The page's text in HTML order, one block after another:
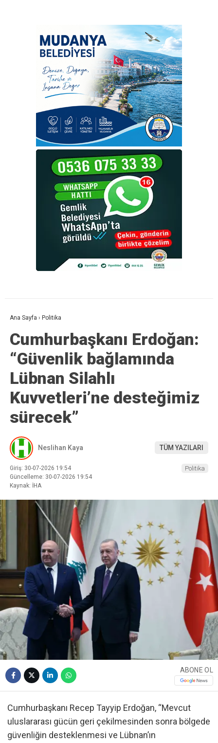
Ana Sayfa › Politika
Cumhurbaşkanı Erdoğan:
“Güvenlik bağlamında
Lübnan Silahlı
Kuvvetleri’ne desteğimiz
sürecek”
Neslihan Kaya TÜM YAZILARI
Giriş: 30-07-2026 19:54
Güncelleme: 30-07-2026 19:54
Kaynak: İHA
Politika
ABONE OL
Cumhurbaşkanı Recep Tayyip Erdoğan, “Mevcut
uluslararası gücün geri çekilmesinden sonra bölgede
güvenliğin desteklenmesi ve Lübnan’ın